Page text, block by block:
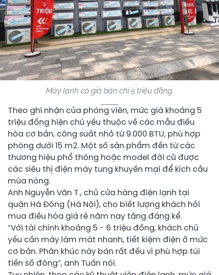
Máy lạnh có giá bán chỉ 5 triệu đồng.
Theo ghi nhận của phóng viên, mức giá khoảng 5
triệu đồng hiện chủ yếu thuộc về các mẫu điều
hòa cơ bản, công suất nhỏ từ 9.000 BTU, phù hợp
phòng dưới 15 m2. Một số sản phẩm đến từ các
thương hiệu phổ thông hoặc model đời cũ được
các siêu thị điện máy tung khuyến mại để kích cầu
mùa nóng.
Anh Nguyễn Văn T., chủ cửa hàng điện lạnh tại
quận Hà Đông (Hà Nội), cho biết lượng khách hỏi
mua điều hòa giá rẻ năm nay tăng đáng kể.
“Với tài chính khoảng 5 - 6 triệu đồng, khách chủ
yếu cần máy làm mát nhanh, tiết kiệm điện ở mức
cơ bản. Phân khúc này bán rất đều vì phù hợp túi
tiền số đông”, anh Tuấn nói.